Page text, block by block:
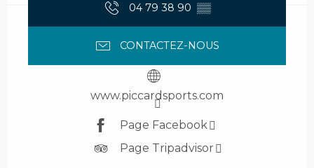
04 79 38 90 ▒▒
CONTACTEZ-NOUS
www.piccardsports.com
Page Facebook
Page Tripadvisor